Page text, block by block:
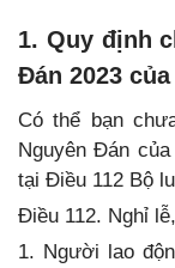
1. Quy định
Đán 2023
Có thể bạn
Nguyên Đán
tại Điều 112 Bộ
Điều 112. Nghỉ
1. Người lao